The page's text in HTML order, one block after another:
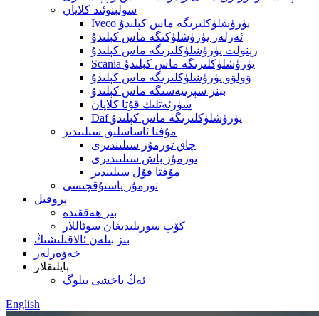
سولېنوئىد كلاپان
Iveco يۈرۈشلۈكلىرىگە ماس كېلىدۇ
ئەرلەر يۈرۈشلۈكىگە ماس كېلىدۇ
رېنولت يۈرۈشلۈكلىرىگە ماس كېلىدۇ
Scania يۈرۈشلۈكلىرىگە ماس كېلىدۇ
ۋولۋو يۈرۈشلۈكلىرىگە ماس كېلىدۇ
بېنز سېرىيەسىگە ماس كېلىدۇ
سۈرئەتلىك قۇتا كلاپان
Daf يۈرۈشلۈكلىرىگە ماس كېلىدۇ
مۇفتا ئاساسلىق سىلىندىر
چاق تورمۇز سىلىندىرى
تورمۇز باش سىلىندىرى
مۇفتا قۇل سىلىندىر
تورمۇز ياستۇقچىسى
پروفىل
بىز ھەققىدە
كۆپ سورىلىدىغان سوئاللار
بىز بىلەن ئالاقىلىشىڭ
خەۋەرلەر
بايلىقلار
ئەڭ ياخشى بىلوگ
English